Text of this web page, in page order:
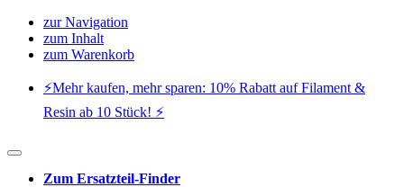
zur Navigation
zum Inhalt
zum Warenkorb
⚡️Mehr kaufen, mehr sparen: 10% Rabatt auf Filament &
Resin ab 10 Stück! ⚡️
Zum Ersatzteil-Finder